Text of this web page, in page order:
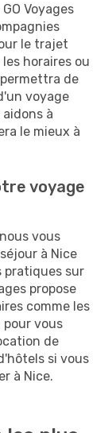
Voyages
le trajet
horaires ou
de
voyage
à
le mieux à
voyage
vous
à Nice
pratiques sur
propose
comme les
vous
de
si vous
à Nice.